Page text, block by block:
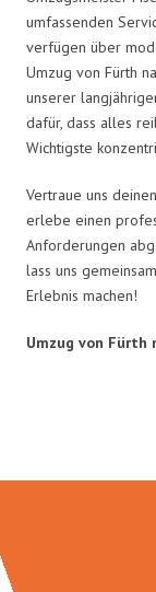
umfassenden
verfügen über
Umzug von Fürth
unserer
dafür, dass alles
Wichtigste
Vertraue uns
erlebe einen
Anforderungen
lass uns
Erlebnis machen!
Umzug von Fürth